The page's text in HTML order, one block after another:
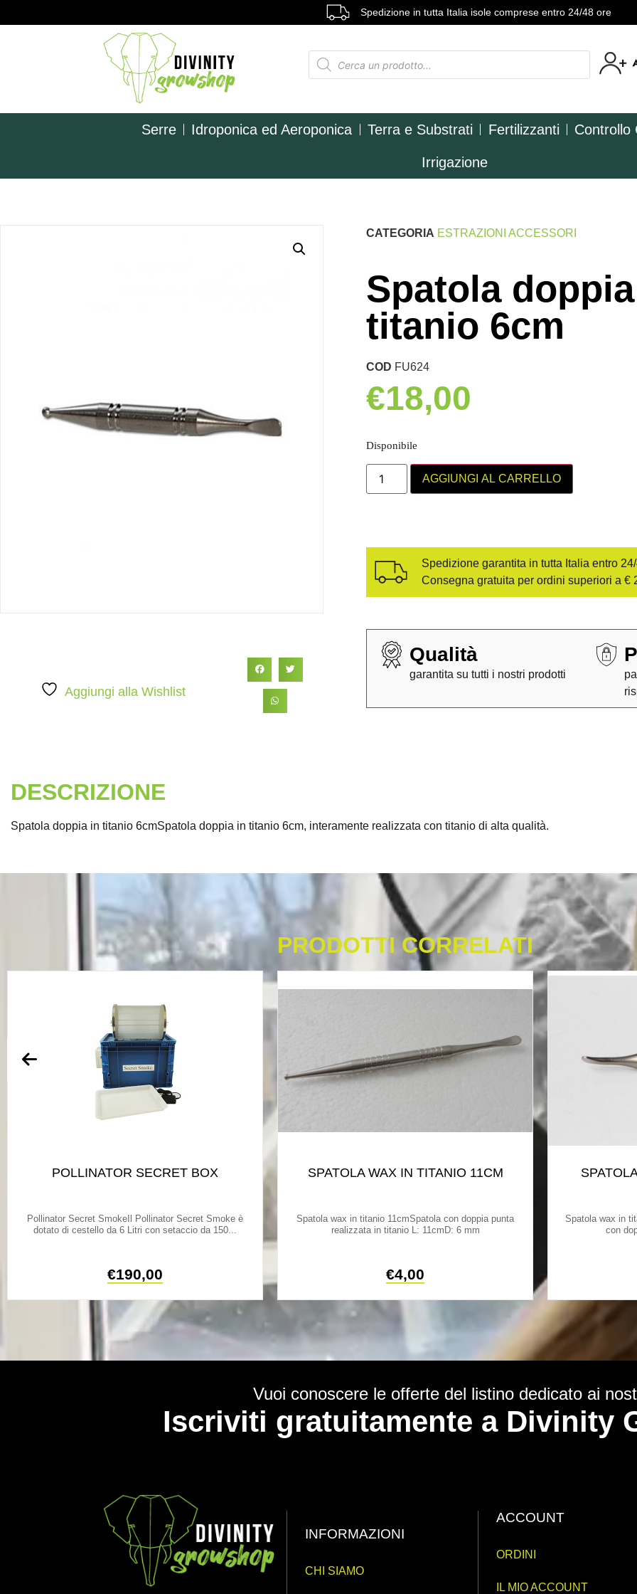
Spedizione in tutta Italia isole comprese entro 24/48 ore
Serre Idroponica ed Aeroponica Terra e Substrati Fertilizzanti Controllo
Irrigazione
Aggiungi alla Wishlist
CATEGORIA ESTRAZIONI ACCESSORI
Spatola
titanio 6cm
COD FU624
€18,00
Disponibile
AGGIUNGI AL CARRELLO
Spedizione garantita in tutta Italia entro
Consegna gratuita per ordini superiori a €
Qualità
garantita su tutti i nostri prodotti
DESCRIZIONE
Spatola doppia in titanio 6cmSpatola doppia in titanio 6cm, interamente realizzata con titanio di alta qualità.
PRODOTTI CORRELATI
POLLINATOR SECRET BOX
Pollinator Secret SmokeIl Pollinator Secret Smoke è
dotato di cestello da 6 Litri con setaccio da 150...
€190,00
SPATOLA WAX IN TITANIO 11CM
Spatola wax in titanio 11cmSpatola con doppia punta
realizzata in titanio L: 11cmD: 6 mm
€4,00
Spatola wax in
con
Vuoi conoscere le offerte del listino dedicato ai
Iscriviti gratuitamente a Divinity
INFORMAZIONI
CHI SIAMO
ACCOUNT
ORDINI
IL MIO ACCOUNT